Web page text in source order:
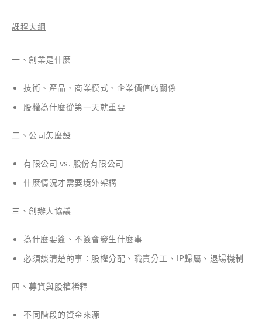
課程大綱
一、創業是什麼
技術、產品、商業模式、企業價值的關係
股權為什麼從第一天就重要
二、公司怎麼設
有限公司 vs. 股份有限公司
什麼情況才需要境外架構
三、創辦人協議
為什麼要簽、不簽會發生什麼事
必須談清楚的事：股權分配、職責分工、IP歸屬、退場機制
四、募資與股權稀釋
不同階段的資金來源